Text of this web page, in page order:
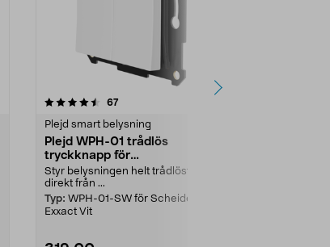
67recensioner
Plejd smart belysning
Plejd WPH-01 trådlös
tryckknapp för
fjärrströmbrytare
Styr belysningen helt trådlöst –
direkt från ...
Typ: WPH-01-SW för Scheider
Exxact Vit
4.5 av 5 stjärnor